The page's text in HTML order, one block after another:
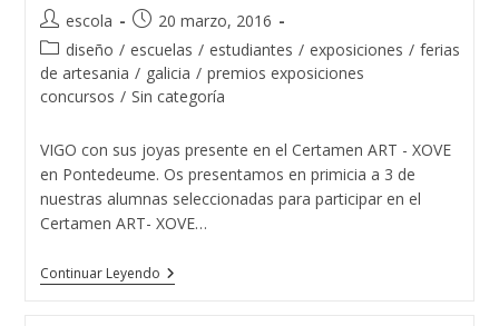
Autor
de
la
entrada:
escola
Publicación
de
la
entrada:
20 marzo, 2016
Categoría
de
la
diseño / escuelas / estudiantes / exposiciones / ferias
de artesania / galicia / premios exposiciones
concursos / Sin categoría
VIGO con sus joyas presente en el Certamen ART - XOVE
en Pontedeume. Os presentamos en primicia a 3 de
nuestras alumnas seleccionadas para participar en el
Certamen ART- XOVE…
Continuar LeyendoVarias
Diseñadoras